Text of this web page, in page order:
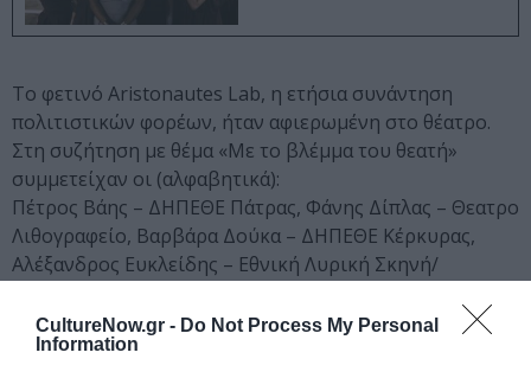
CultureNow.gr - Do Not Process My Personal
Information
Το φετινό Aristonautes Lab, η ετήσια συνάντηση
πολιτιστικών φορέων, ήταν αφιερωμένη στο θέατρο.
Στη συζήτηση με θέμα «Με το βλέμμα του θεατή»
συμμετείχαν οι (αλφαβητικά):
Πέτρος Βάης – ΔΗΠΕΘΕ Πάτρας, Φάνης Δίπλας – Θεατρο
Λιθογραφείο, Βαρβάρα Δούκα – ΔΗΠΕΘΕ Κέρκυρας,
Αλέξανδρος Ευκλείδης – Εθνική Λυρική Σκηνή/
Τέχνης, Μυρτώ Λάβδα – Φεστιβάλ Ανοιχτά Πανιά,
Νίκος Ορφανός – ΔΗΠΕΘΕ Ρούμελης, Αστέρης Πελτέκης